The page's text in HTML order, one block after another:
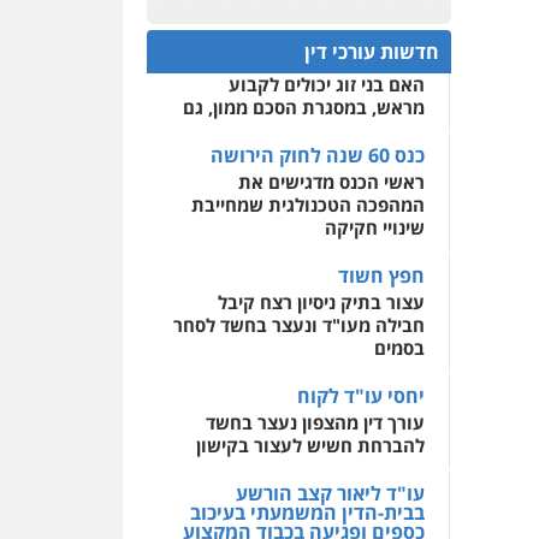
ומעצרים סייבר ניהול
משברים פליליים
0506355388
עו"ד דרוויש נאשף
פלילי פשיעה חמורה
אדם
0527448141
חליל ביאדי – משרד
עורכי דין
פלילי דיני תעבורה מעצרים
0509636895
עו"ד איהאב זבידאת
פשע עבירות המתה
עבירות מין
0522508109
אחסון אתרים
מהירות הגנה גיבוי
לעורכי דין
מרכז התחלה חדשה
שירותים מקצועיים לעורכי
דין
0544500346
חדשות עורכי דין
המתח שבין חוק יחסי ממון
לבין חוק הירושה
האם בני זוג יכולים לקבוע
מראש, במסגרת הסכם ממון, גם
כנס 60 שנה לחוק הירושה
ראשי הכנס מדגישים את
המהפכה הטכנולגית שמחייבת
שינויי חקיקה
חפץ חשוד
עצור בתיק ניסיון רצח קיבל
חבילה מעו"ד ונעצר בחשד לסחר
בסמים
יחסי עו"ד לקוח
עורך דין מהצפון נעצר בחשד
להברחת חשיש לעצור בקישון
עו"ד ליאור קצב הורשע
בבית-הדין המשמעתי בעיכוב
כספים ופגיעה בכבוד המקצוע